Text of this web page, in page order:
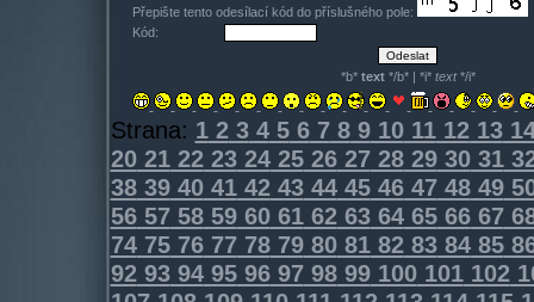
Přepište tento odesílací kód do příslušného pole:
Kód:
*b* text*/b* | *i* text*/i*
Strana: 12345678910111213
202122232425262728293031
383940414243444546474849
565758596061626364656667
747576777879808182838485
9293949596979899100101102